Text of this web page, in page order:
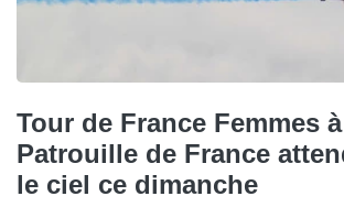
Tour de France Femmes
Patrouille de France
le ciel ce dimanche